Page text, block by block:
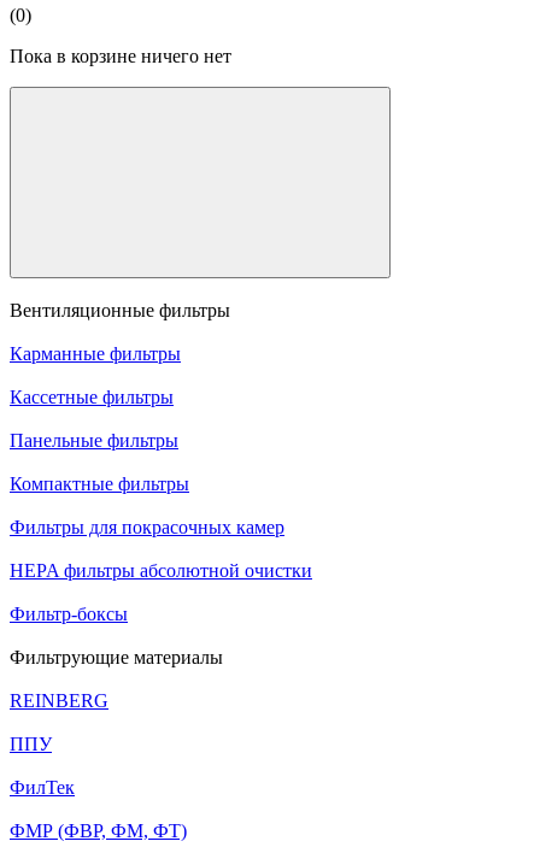
(0)
Пока в корзине ничего нет
Вентиляционные фильтры
Карманные фильтры
Кассетные фильтры
Панельные фильтры
Компактные фильтры
Фильтры для покрасочных камер
HEPA фильтры абсолютной очистки
Фильтр-боксы
Фильтрующие материалы
REINBERG
ППУ
ФилТек
ФМР (ФВР, ФМ, ФТ)